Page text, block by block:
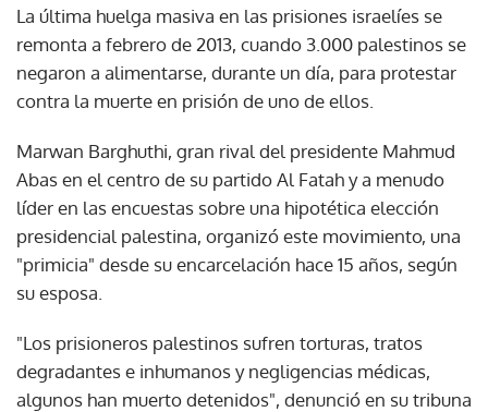
La última huelga masiva en las prisiones israelíes se
remonta a febrero de 2013, cuando 3.000 palestinos se
negaron a alimentarse, durante un día, para protestar
contra la muerte en prisión de uno de ellos.
Marwan Barghuthi, gran rival del presidente Mahmud
Abas en el centro de su partido Al Fatah y a menudo
líder en las encuestas sobre una hipotética elección
presidencial palestina, organizó este movimiento, una
"primicia" desde su encarcelación hace 15 años, según
su esposa.
"Los prisioneros palestinos sufren torturas, tratos
degradantes e inhumanos y negligencias médicas,
algunos han muerto detenidos", denunció en su tribuna